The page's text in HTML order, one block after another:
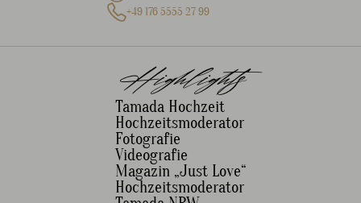
+49 176 5555 27 99
Highlights
Tamada Hochzeit
Hochzeitsmoderator
Fotografie
Videografie
Magazin „Just Love“
Hochzeitsmoderator